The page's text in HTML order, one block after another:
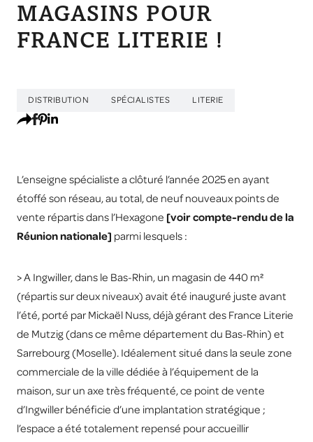
MAGASINS POUR
FRANCE LITERIE !
DISTRIBUTION SPÉCIALISTES LITERIE
L’enseigne spécialiste a clôturé l’année 2025 en ayant
étoffé son réseau, au total, de neuf nouveaux points de
vente répartis dans l’Hexagone [voir compte-rendu de la
Réunion nationale] parmi lesquels :
> A Ingwiller, dans le Bas-Rhin, un magasin de 440 m²
(répartis sur deux niveaux) avait été inauguré juste avant
l’été, porté par Mickaël Nuss, déjà gérant des France Literie
de Mutzig (dans ce même département du Bas-Rhin) et
Sarrebourg (Moselle). Idéalement situé dans la seule zone
commerciale de la ville dédiée à l’équipement de la
maison, sur un axe très fréquenté, ce point de vente
d’Ingwiller bénéficie d’une implantation stratégique ;
l’espace a été totalement repensé pour accueillir